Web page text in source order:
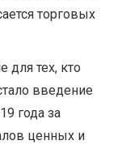
торговых
для тех, кто
введение
года за
ценных и